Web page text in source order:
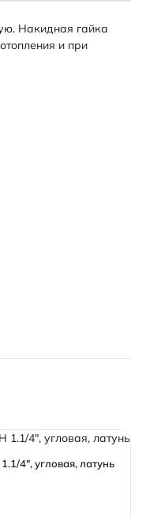
Накидная гайка
и при
4", угловая, латунь